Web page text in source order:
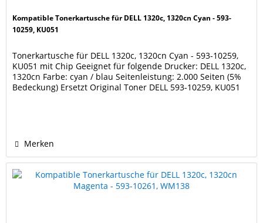
Kompatible Tonerkartusche für DELL 1320c, 1320cn Cyan - 593-
10259, KU051
Tonerkartusche für DELL 1320c, 1320cn Cyan - 593-10259,
KU051 mit Chip Geeignet für folgende Drucker: DELL 1320c,
1320cn Farbe: cyan / blau Seitenleistung: 2.000 Seiten (5%
Bedeckung) Ersetzt Original Toner DELL 593-10259, KU051
Merken